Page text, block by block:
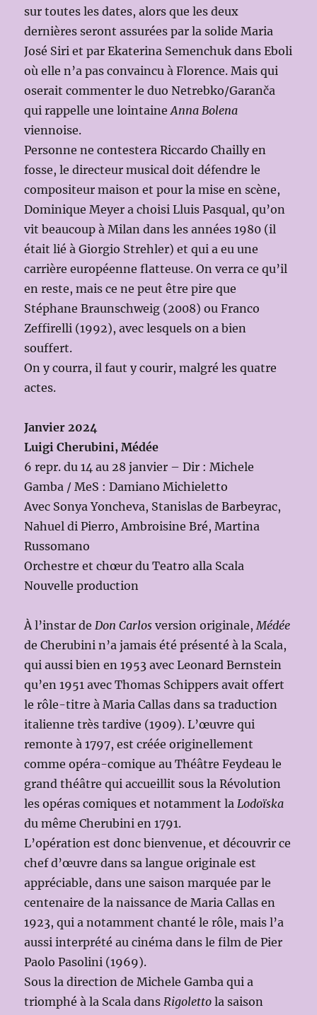
sur toutes les dates, alors que les deux
dernières seront assurées par la solide Maria
José Siri et par Ekaterina Semenchuk dans Eboli
où elle n’a pas convaincu à Florence. Mais qui
oserait commenter le duo Netrebko/Garanča
qui rappelle une lointaineAnna Bolena
viennoise.
Personne ne contestera Riccardo Chailly en
fosse, le directeur musical doit défendre le
compositeur maison et pour la mise en scène,
Dominique Meyer a choisi Lluis Pasqual, qu’on
vit beaucoup à Milan dans les années 1980 (il
était lié à Giorgio Strehler) et qui a eu une
carrière européenne flatteuse. On verra ce qu’il
en reste, mais ce ne peut être pire que
Stéphane Braunschweig (2008) ou Franco
Zeffirelli (1992), avec lesquels on a bien
souffert.
On y courra, il faut y courir, malgré les quatre
actes.
Janvier 2024
Luigi Cherubini, Médée
6 repr. du 14 au 28 janvier – Dir : Michele
Gamba / MeS : Damiano Michieletto
Avec Sonya Yoncheva, Stanislas de Barbeyrac,
Nahuel di Pierro, Ambroisine Bré, Martina
Russomano
Orchestre et chœur du Teatro alla Scala
Nouvelle production
À l’instar deDon Carlos version originale,Médée
de Cherubini n’a jamais été présenté à la Scala,
qui aussi bien en 1953 avec Leonard Bernstein
qu’en 1951 avec Thomas Schippers avait offert
le rôle-titre à Maria Callas dans sa traduction
italienne très tardive (1909). L’œuvre qui
remonte à 1797, est créée originellement
comme opéra-comique au Théâtre Feydeau le
grand théâtre qui accueillit sous la Révolution
les opéras comiques et notamment laLodoïska
du même Cherubini en 1791.
L’opération est donc bienvenue, et découvrir ce
chef d’œuvre dans sa langue originale est
appréciable, dans une saison marquée par le
centenaire de la naissance de Maria Callas en
1923, qui a notamment chanté le rôle, mais l’a
aussi interprété au cinéma dans le film de Pier
Paolo Pasolini (1969).
Sous la direction de Michele Gamba qui a
triomphé à la Scala dansRigoletto la saison